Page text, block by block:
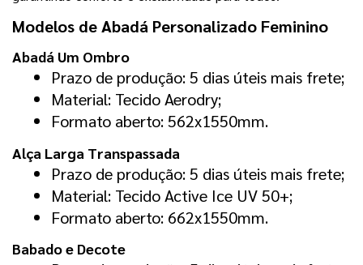
Modelos de Abadá Personalizado Feminino
Abadá Um Ombro
Prazo de produção: 5 dias úteis mais frete;
Material: Tecido Aerodry;
Formato aberto: 562x1550mm.
Alça Larga Transpassada
Prazo de produção: 5 dias úteis mais frete;
Material: Tecido Active Ice UV 50+;
Formato aberto: 662x1550mm.
Babado e Decote